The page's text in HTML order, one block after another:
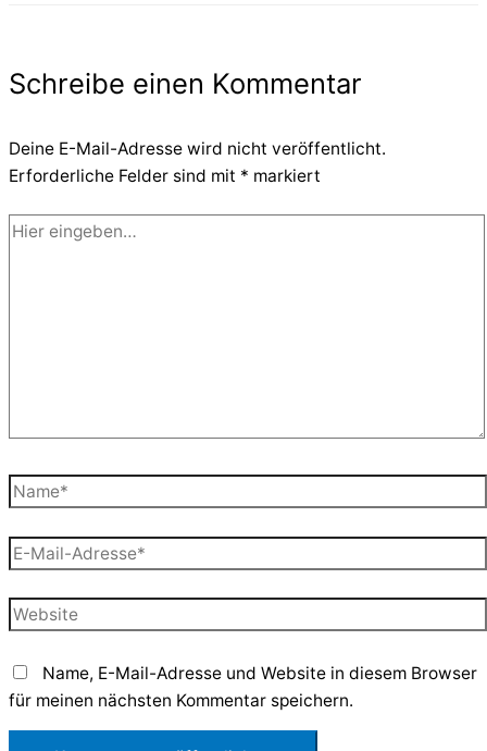
Schreibe einen Kommentar
Deine E-Mail-Adresse wird nicht veröffentlicht.
Erforderliche Felder sind mit * markiert
Hier
Name*
E-
Mail-
Adresse*
Website
Name, E-Mail-Adresse und Website in diesem Browser
für meinen nächsten Kommentar speichern.